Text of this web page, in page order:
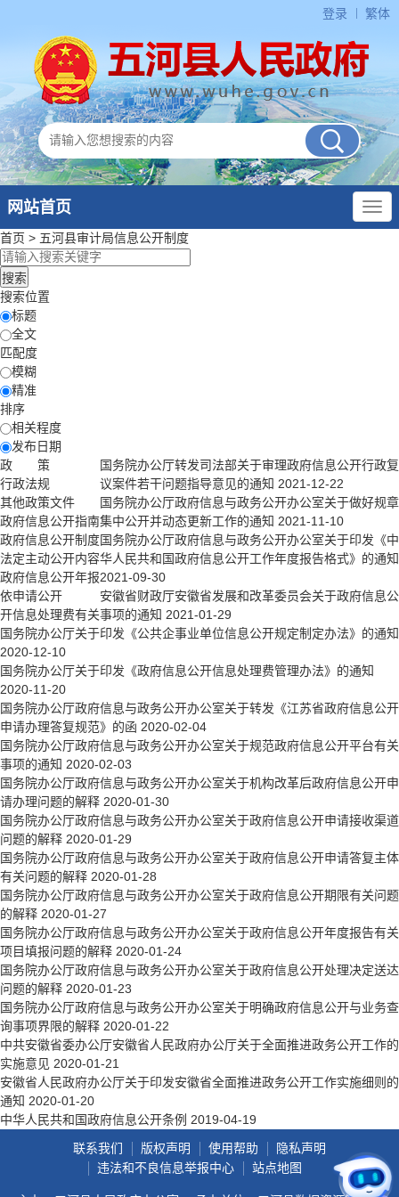
登录 繁体
网站首页
首页 > 五河县审计局信息公开制度
搜索位置
标题
全文
匹配度
模糊
精准
排序
相关程度
发布日期
政 策
行政法规
其他政策文件
政府信息公开指南
政府信息公开制度
法定主动公开内容
政府信息公开年报
依申请公开
国务院办公厅转发司法部关于审理政府信息公开行政复
议案件若干问题指导意见的通知 2021-12-22
国务院办公厅政府信息与政务公开办公室关于做好规章
集中公开并动态更新工作的通知 2021-11-10
国务院办公厅政府信息与政务公开办公室关于印发《中
华人民共和国政府信息公开工作年度报告格式》的通知
2021-09-30
安徽省财政厅安徽省发展和改革委员会关于政府信息公
开信息处理费有关事项的通知 2021-01-29
国务院办公厅关于印发《公共企事业单位信息公开规定制定办法》的通知
2020-12-10
国务院办公厅关于印发《政府信息公开信息处理费管理办法》的通知
2020-11-20
国务院办公厅政府信息与政务公开办公室关于转发《江苏省政府信息公开
申请办理答复规范》的函 2020-02-04
国务院办公厅政府信息与政务公开办公室关于规范政府信息公开平台有关
事项的通知 2020-02-03
国务院办公厅政府信息与政务公开办公室关于机构改革后政府信息公开申
请办理问题的解释 2020-01-30
国务院办公厅政府信息与政务公开办公室关于政府信息公开申请接收渠道
问题的解释 2020-01-29
国务院办公厅政府信息与政务公开办公室关于政府信息公开申请答复主体
有关问题的解释 2020-01-28
国务院办公厅政府信息与政务公开办公室关于政府信息公开期限有关问题
的解释 2020-01-27
国务院办公厅政府信息与政务公开办公室关于政府信息公开年度报告有关
项目填报问题的解释 2020-01-24
国务院办公厅政府信息与政务公开办公室关于政府信息公开处理决定送达
问题的解释 2020-01-23
国务院办公厅政府信息与政务公开办公室关于明确政府信息公开与业务查
询事项界限的解释 2020-01-22
中共安徽省委办公厅安徽省人民政府办公厅关于全面推进政务公开工作的
实施意见 2020-01-21
安徽省人民政府办公厅关于印发安徽省全面推进政务公开工作实施细则的
通知 2020-01-20
中华人民共和国政府信息公开条例 2019-04-19
联系我们
版权声明 使用帮助
隐私声明
违法和不良信息举报中心
站点地图